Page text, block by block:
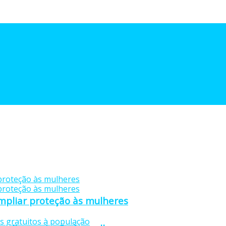
proteção às mulheres